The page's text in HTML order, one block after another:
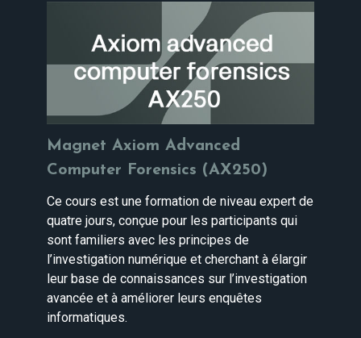
Magnet Axiom Advanced
Computer Forensics (AX250)
Ce cours est une formation de niveau expert de
quatre jours, conçue pour les participants qui
sont familiers avec les principes de
l’investigation numérique et cherchant à élargir
leur base de connaissances sur l’investigation
avancée et à améliorer leurs enquêtes
informatiques.